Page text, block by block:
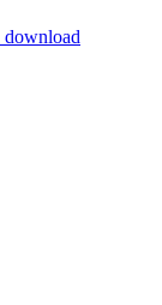
download